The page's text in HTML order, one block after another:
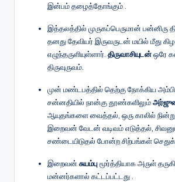
இன்பம் தழைத்தோங்கும் .
இத்தலத்தில் முருகப்பெருமான் பன்னிரு
தனது தேவியர் இருவருடன் மயில் மீது
எழுந்தருளியுள்ளார். திருவாசியுடன்ஒரே
திருவுருவம்.
முன் மண்டபத்தில் தெற்கு நோக்கிய
சன்னதியில் நான்கு தூண்களிலும்
ஆயுதங்களை வைத்தல், ஒரு காலில் நின்று
இறைவன் வேடன் வடிவம் எடுத்தல்,
சண்டையிடுதல் போன்ற சிற்பங்கள்
இறைவன் சுயம்புமூர்த்தியாக அருள்
மன்னர்களால் கட்டப்பட்டது .